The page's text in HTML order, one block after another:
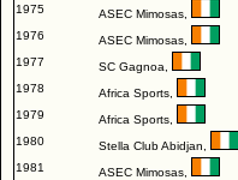
1975
ASEC Mimosas
1976
ASEC Mimosas
1977
SC Gagnoa
1978
Africa Sports
1979
Africa Sports
1980
Stella Club Abidjan
1981
ASEC Mimosas